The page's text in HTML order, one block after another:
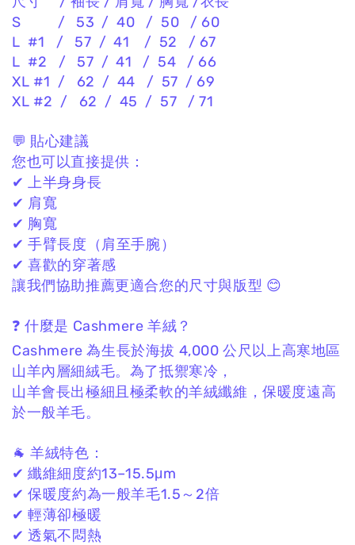
S / 53 / 40 / 50 / 60
L #1 / 57 / 41 / 52 / 67
L #2 / 57 / 41 / 54 / 66
XL #1 / 62 / 44 / 57 / 69
XL #2 / 62 / 45 / 57 / 71
💬 貼心建議
您也可以直接提供：
✔ 上半身身長
✔ 肩寬
✔ 胸寬
✔ 手臂長度（肩至手腕）
✔ 喜歡的穿著感
讓我們協助推薦更適合您的尺寸與版型 😊
❓ 什麼是 Cashmere 羊絨？
Cashmere 為生長於海拔 4,000 公尺以上高寒地區
山羊內層細絨毛。 為了抵禦寒冷，
山羊會長出極細且極柔軟的羊絨纖維，保暖度遠高
於一般羊毛。
🐐 羊絨特色：
✔ 纖維細度約13–15.5μm
✔ 保暖度約為一般羊毛1.5～2倍
✔ 輕薄卻極暖
✔ 透氣不悶熱